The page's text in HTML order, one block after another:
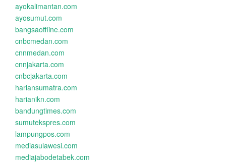
ayokalimantan.com
ayosumut.com
bangsaoffline.com
cnbcmedan.com
cnnmedan.com
cnnjakarta.com
cnbcjakarta.com
hariansumatra.com
harianikn.com
bandungtimes.com
sumutekspres.com
lampungpos.com
mediasulawesi.com
mediajabodetabek.com